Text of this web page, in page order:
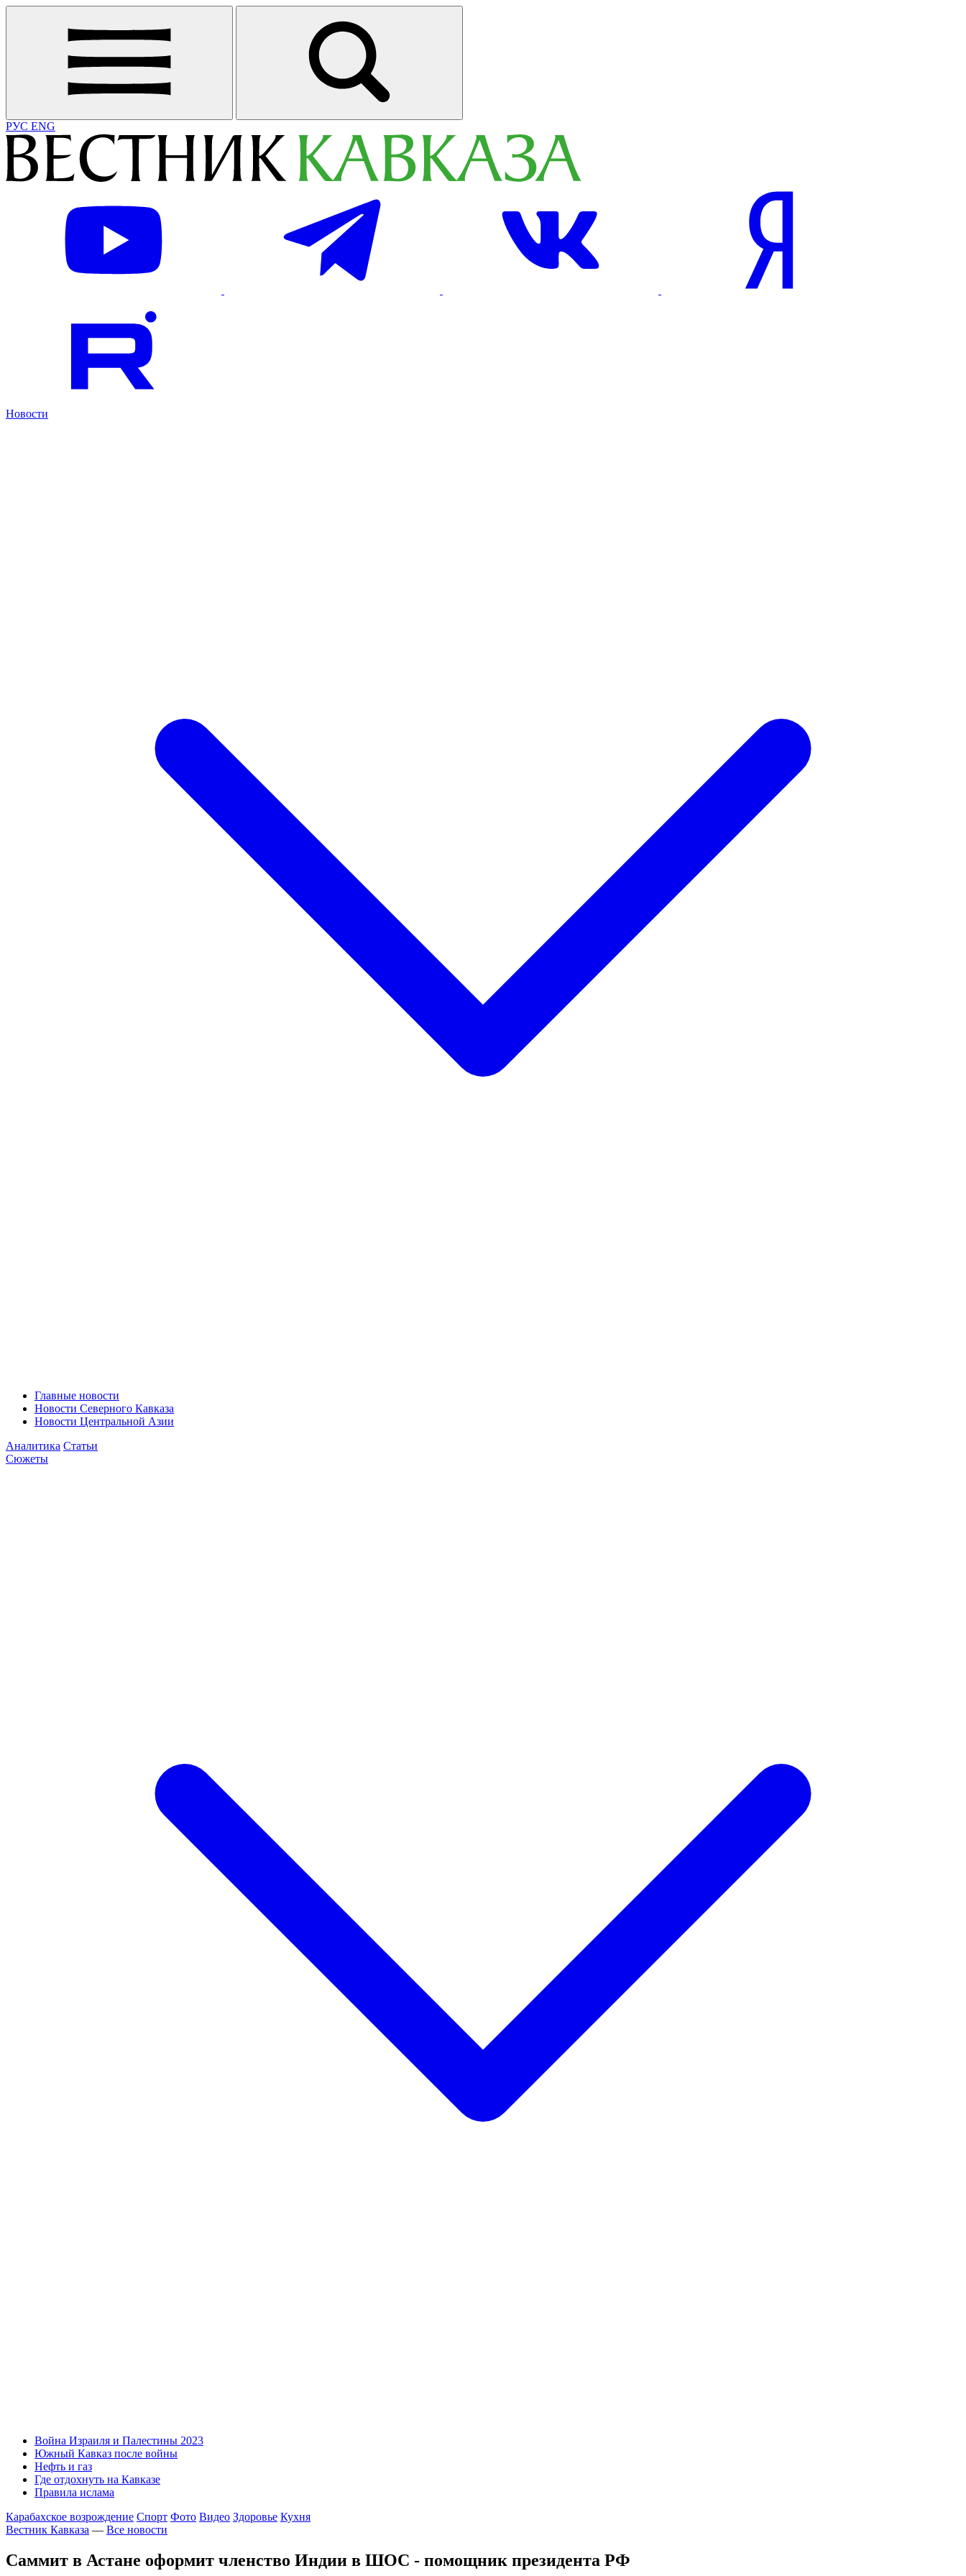
РУС ENG
Новости
Главные новости
Новости Северного Кавказа
Новости Центральной Азии
Аналитика Статьи
Сюжеты
Война Израиля и Палестины 2023
Южный Кавказ после войны
Нефть и газ
Где отдохнуть на Кавказе
Правила ислама
Карабахское возрождение Спорт Фото Видео Здоровье Кухня
Вестник Кавказа — Все новости
Саммит в Астане оформит членство Индии в ШОС - помощник президента РФ